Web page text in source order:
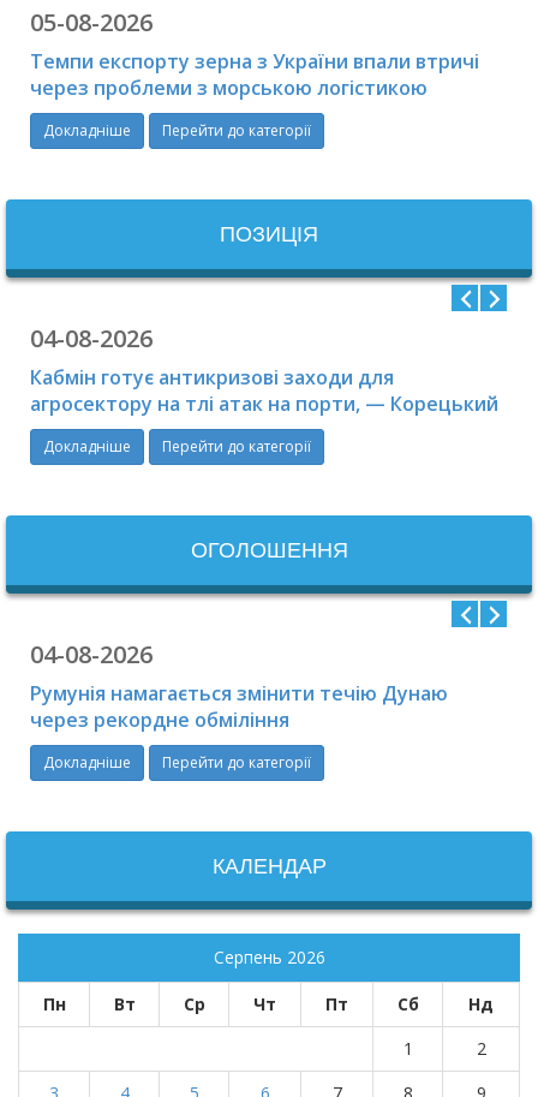
05-08-2026
Темпи експорту зерна з України впали втричі
через проблеми з морською логістикою
Докладніше Перейти до категорії
ПОЗИЦІЯ
04-08-2026
Кабмін готує антикризові заходи для
агросектору на тлі атак на порти, — Корецький
Докладніше Перейти до категорії
ОГОЛОШЕННЯ
04-08-2026
Румунія намагається змінити течію Дунаю
через рекордне обміління
Докладніше Перейти до категорії
КАЛЕНДАР
Серпень 2026
Пн Вт Ср Чт Пт Сб Нд
1
2